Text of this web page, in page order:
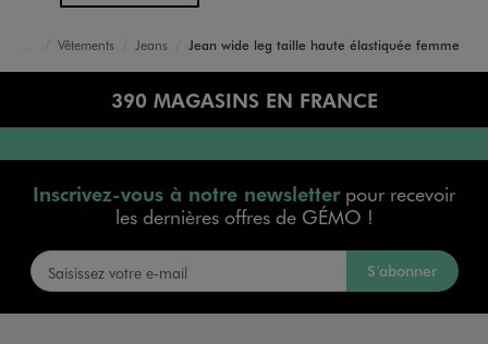
Vêtements Jeans Jean wide leg taille haute élastiquée femme
390 MAGASINS EN FRANCE
Inscrivez-vous à notre newsletterpour recevoir
les dernières offres de GÉMO !
S’abonner